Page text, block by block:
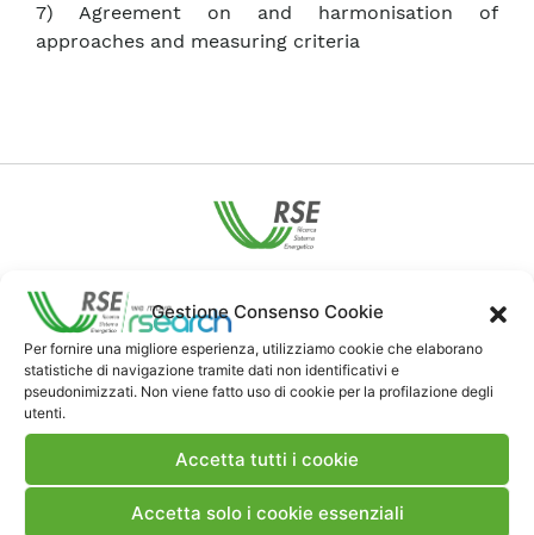
Gestione Consenso Cookie
Per fornire una migliore esperienza, utilizziamo cookie che elaborano
statistiche di navigazione tramite dati non identificativi e
pseudonimizzati. Non viene fatto uso di cookie per la profilazione degli
utenti.
Accetta tutti i cookie
Accetta solo i cookie essenziali
7) Agreement on and harmonisation of
approaches and measuring criteria
Note Legali
Dove siamo
Bandi di gara e contratti